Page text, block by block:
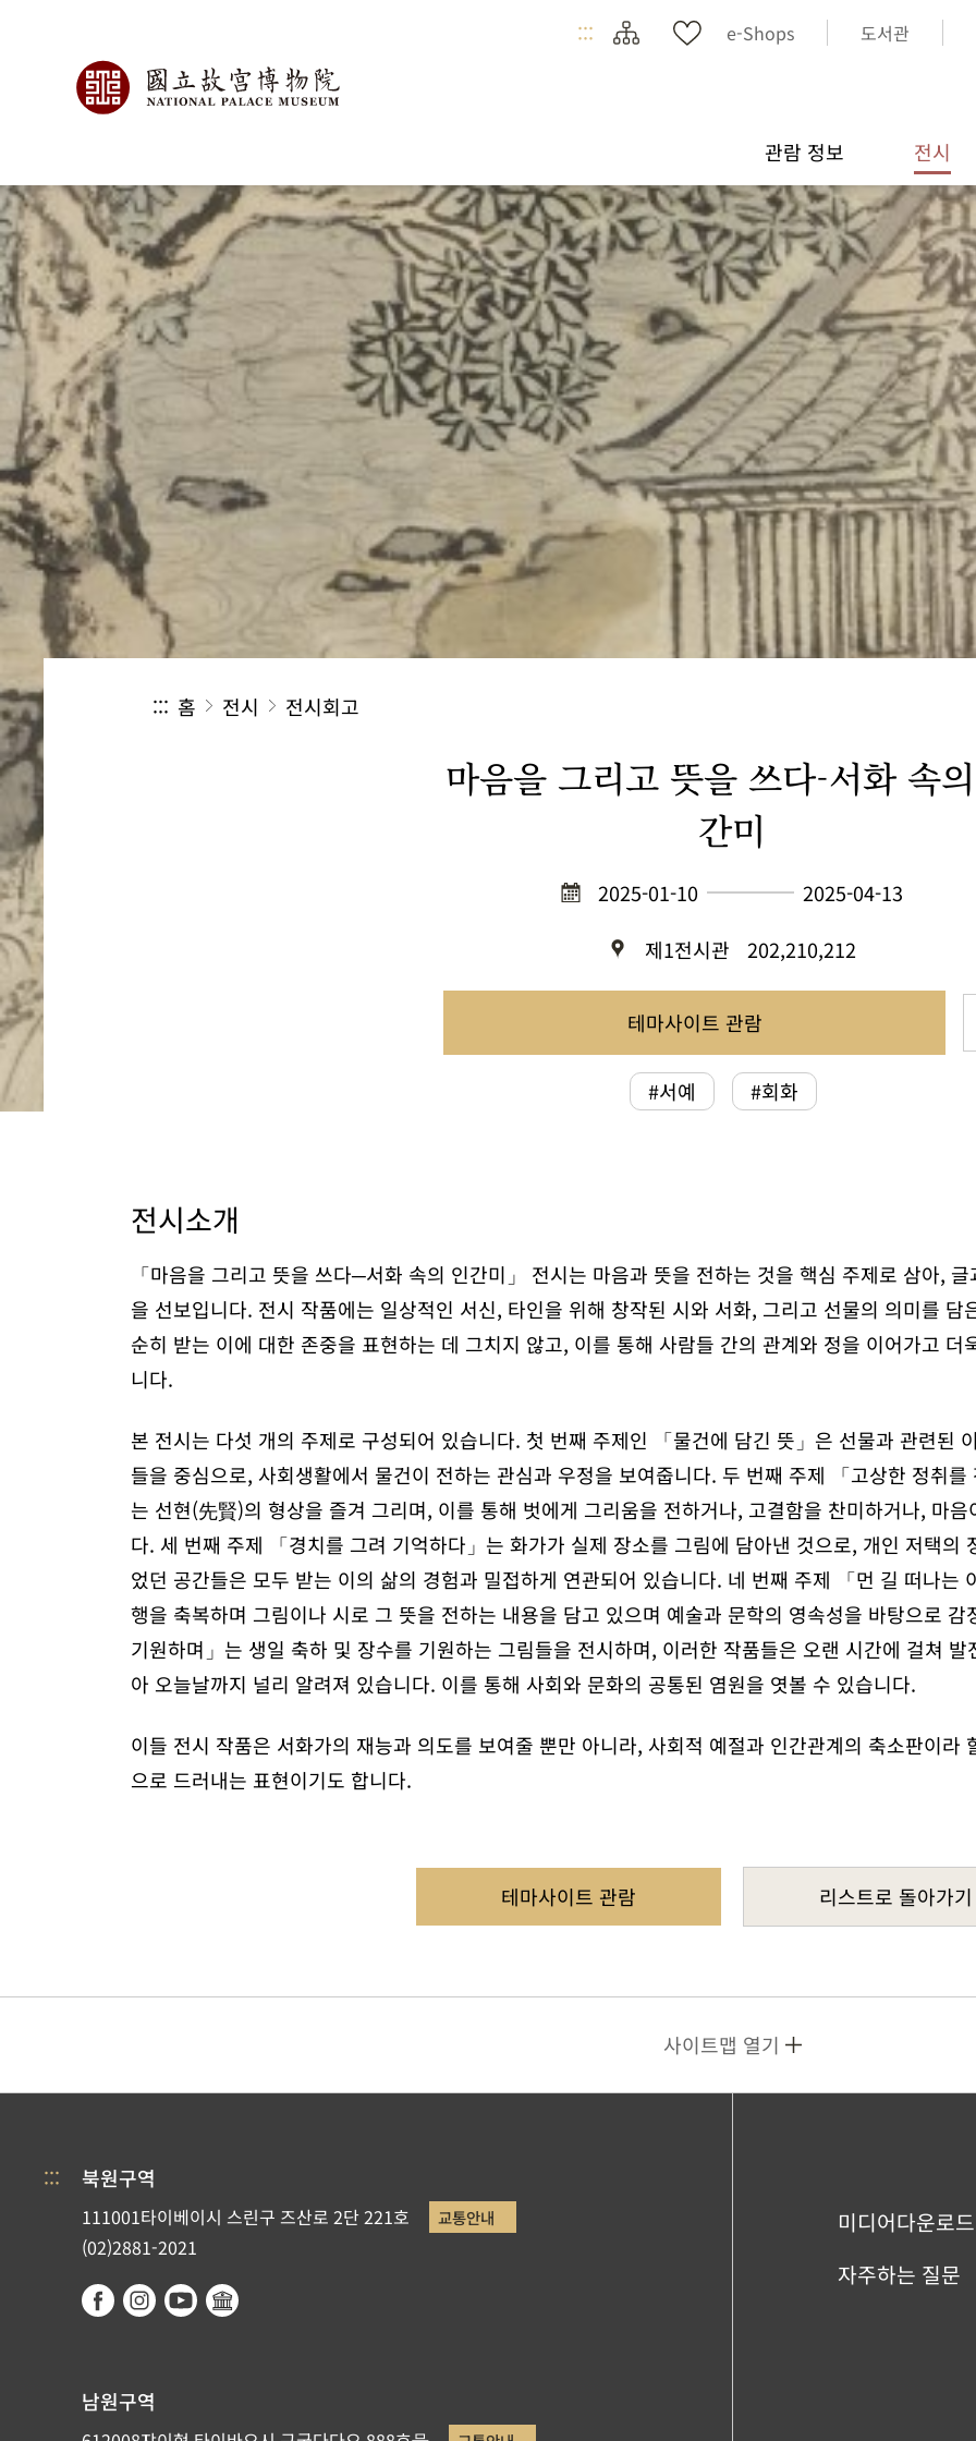
::: e-Shops 도서관
관람 정보 전시
::: 홈 전시 전시회고
마음을 그리고 뜻을 쓰다-서화 속
간미
2025-01-10
2025-04-13
제1전시관
202,210,212
테마사이트 관람
#서예 #회화
전시소개
「마음을 그리고 뜻을 쓰다─서화 속의 인간미」 전시는 마음과 뜻을 전하는 것을 핵심 주제로 삼아,
을 선보입니다. 전시 작품에는 일상적인 서신, 타인을 위해 창작된 시와 서화, 그리고 선물의 의미를
순히 받는 이에 대한 존중을 표현하는 데 그치지 않고, 이를 통해 사람들 간의 관계와 정을 이어가고
니다.
본 전시는 다섯 개의 주제로 구성되어 있습니다. 첫 번째 주제인 「물건에 담긴 뜻」은 선물과 관련된
들을 중심으로, 사회생활에서 물건이 전하는 관심과 우정을 보여줍니다. 두 번째 주제 「고상한 정취
는 선현(先賢)의 형상을 즐겨 그리며, 이를 통해 벗에게 그리움을 전하거나, 고결함을 찬미하거나, 마
다. 세 번째 주제 「경치를 그려 기억하다」는 화가가 실제 장소를 그림에 담아낸 것으로, 개인 저택의
었던 공간들은 모두 받는 이의 삶의 경험과 밀접하게 연관되어 있습니다. 네 번째 주제 「먼 길 떠나는
행을 축복하며 그림이나 시로 그 뜻을 전하는 내용을 담고 있으며 예술과 문학의 영속성을 바탕으로
기원하며」는 생일 축하 및 장수를 기원하는 그림들을 전시하며, 이러한 작품들은 오랜 시간에 걸쳐
아 오늘날까지 널리 알려져 있습니다. 이를 통해 사회와 문화의 공통된 염원을 엿볼 수 있습니다.
이들 전시 작품은 서화가의 재능과 의도를 보여줄 뿐만 아니라, 사회적 예절과 인간관계의 축소판이라
으로 드러내는 표현이기도 합니다.
테마사이트 관람 리스트로 돌아가기
사이트맵 열기
::: 북원구역
111001타이베이시 스린구 즈산로 2단 221호 교통안내
(02)2881-2021
남원구역
미디어다운로드
자주하는 질문